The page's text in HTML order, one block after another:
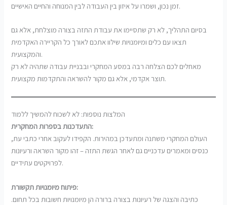
זמן נכון, ושמרו על איזון בין העבודה לבין המנוחה והחיים האישיים.
בסיום התהליך, לא רק שתסיימו את עבודת התזה בצורה מוצלחת, אלא גם
תצאו עם כלים ומיומנויות שילוו אתכם לאורך כל הקריירה האקדמית
והמקצועית.
מאחלים לכם הצלחה רבה במסע המחקרי ובבניית עבודה שתהיה לא רק
תוצר אקדמי, אלא גם מקור להשראה והתקדמות מקצועית.
המלצות נוספות: לא לשכוח להמשיך ללמוד
התעדכנות בספרות המחקרית:
העולם המחקרי משתנה ומתעדכן במהירות. הקפידו לעקוב אחרי כתבי עת,
כנסים ומאמרים עדכניים גם לאחר הגשת התזה – זהו מקור השראה ורעיונות
לפרויקטים עתידיים.
פיתוח מיומנויות תקשורת:
כתיבה והצגה של רעיונות בצורה ברורה הן מיומנויות חשובות בכל תחום.